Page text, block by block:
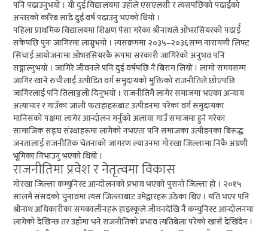
पनि पढाउनुभयो । यी दुई विद्यालयमा उहाँले एसएलसी र त्यसपछिको पढार्ईको
अन्तरको करिब साढे दुई वर्ष पढाउनु भएको थियो ।
पहिला प्राथमिक विद्यालयमा शिक्षण पेसा गरेका श्रीनाथले ओभरसियरको पढार्ई
सकेपछि पुनः जागिरमा लाग्नुभयो । त्यसक्रममा २०३५–२०३६सम्म नारायणी लिफ्ट
सिंचाई आयोजनामा ओभरसियरकै रूपमा सरकारी जागिरेको अनुभव पनि
सङ्गाल्नुभयो । जागिरे जीवनले पनि दुई वर्षपछि नै बिराम लियो । लामो समयसम्म
जागिर खाने रुचीलाई उत्पीडित वर्ग समुदायको मुक्तिको राजनीतिले छोएपछि
जागिरलाई पनि तिलाञ्जली दिनुभयो । राजनीतिमै लागेर समाजमा भएका अन्याय
अत्याचार र गाउँका जाली फटाहाहरूबाट उत्पीडनमा परेका वर्ग समुदायका
मानिसको पक्षमा लागेर आन्दोलन गर्नुको अलावा गाउँ समाजमा हुने गरेका
सामाजिक सङ्घ संस्थाहरूमा लागेको नभएता पनि समाजका उत्पीडनका बिरूद्ध
जनतालाई राजनीतिक चेतनाको जागरण ल्याउनमा गोरखा जिल्लामा निकै अग्रणी
भूमिका निभाउनु भएको थियो ।
राजनीतिमा प्रवेश र नेतृत्वमा विकास
गोरखा जिल्ला कम्युनिस्ट आन्दोलनको प्रभाव भएको पुरानो जिल्ला हो । २०१५
सालमै संसदको चुनावमा त्यस जिल्लाबाट उमेद्वारहरू उठेका थिए । यति भएर पनि
श्रीनाथ अधिकारीका समकालीनहरू हाइस्कूले जीवनदेखि नै कम्युनिस्ट आन्दोलनमा
लागेको देखिन्छ तर उहाँमा भने राजनीतिको प्रभाव त्यतिबेला परेको खासै देखिँदैन ।